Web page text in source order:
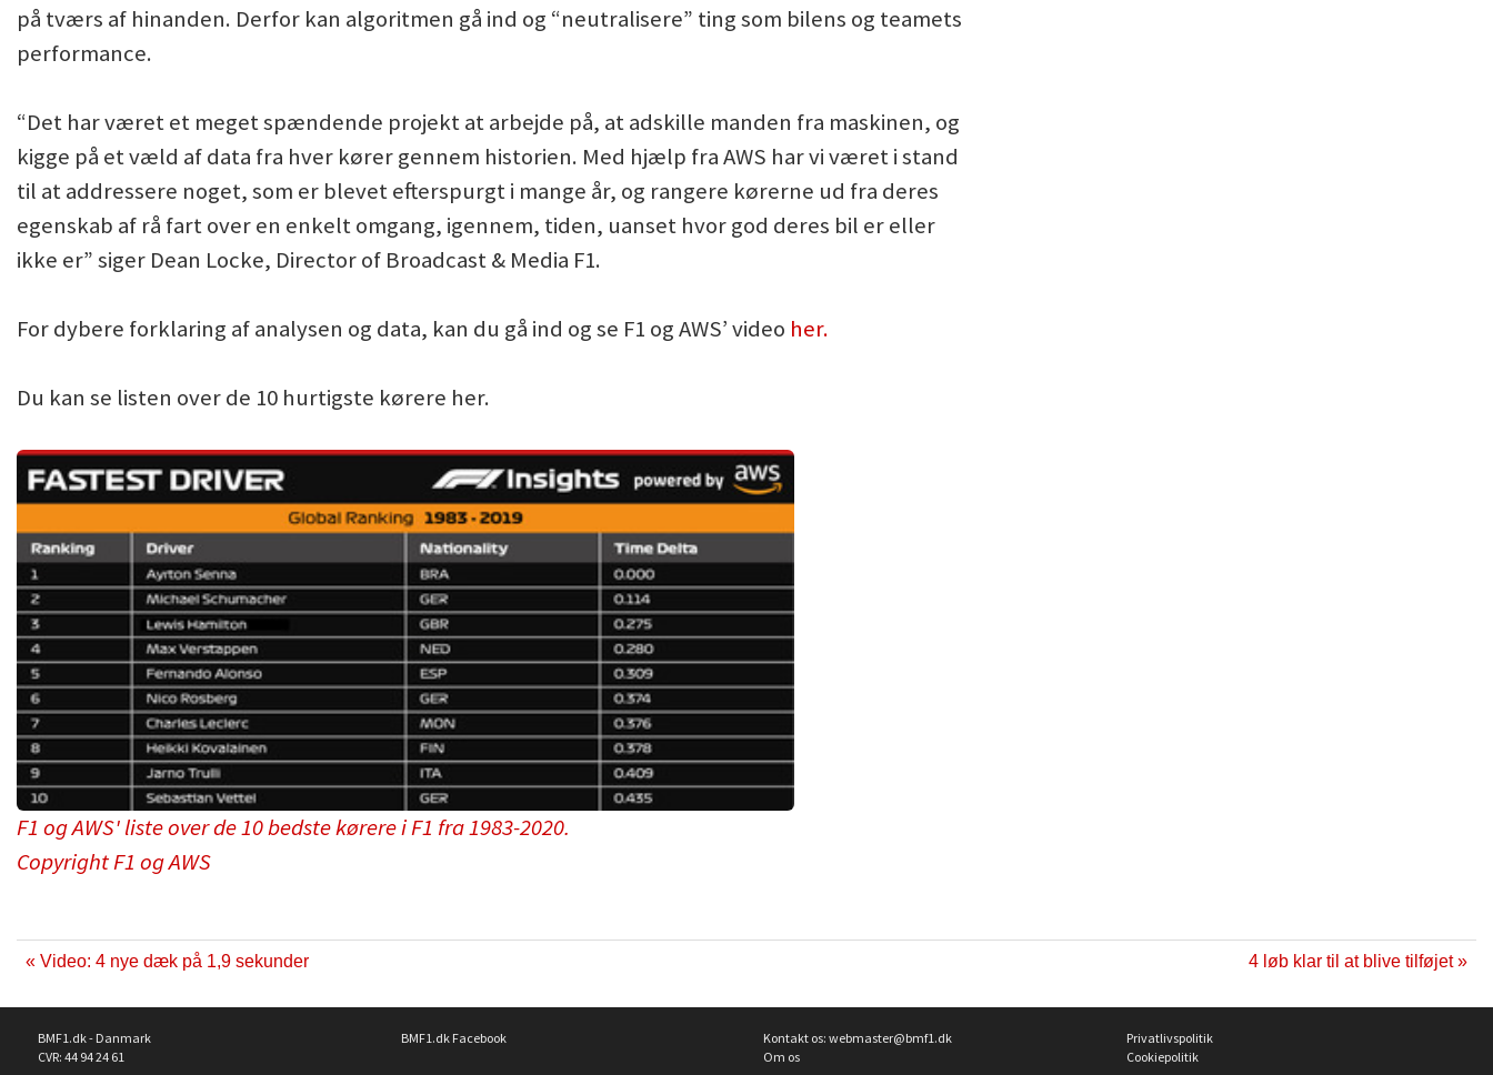
på tværs af hinanden. Derfor kan algoritmen gå ind og “neutralisere” ting som bilens og teamets
performance.
“Det har været et meget spændende projekt at arbejde på, at adskille manden fra maskinen, og
kigge på et væld af data fra hver kører gennem historien. Med hjælp fra AWS har vi været i stand
til at addressere noget, som er blevet efterspurgt i mange år, og rangere kørerne ud fra deres
egenskab af rå fart over en enkelt omgang, igennem, tiden, uanset hvor god deres bil er eller
ikke er” siger Dean Locke, Director of Broadcast & Media F1.
For dybere forklaring af analysen og data, kan du gå ind og se F1 og AWS’ video her.
Du kan se listen over de 10 hurtigste kørere her.
F1 og AWS' liste over de 10 bedste kørere i F1 fra 1983-2020.
Copyright F1 og AWS
« Video: 4 nye dæk på 1,9 sekunder 4 løb klar til at blive tilføjet »
BMF1.dk - Danmark
CVR: 44 94 24 61
BMF1.dk Facebook Kontakt os: webmaster@bmf1.dk
Om os
Privatlivspolitik
Cookiepolitik